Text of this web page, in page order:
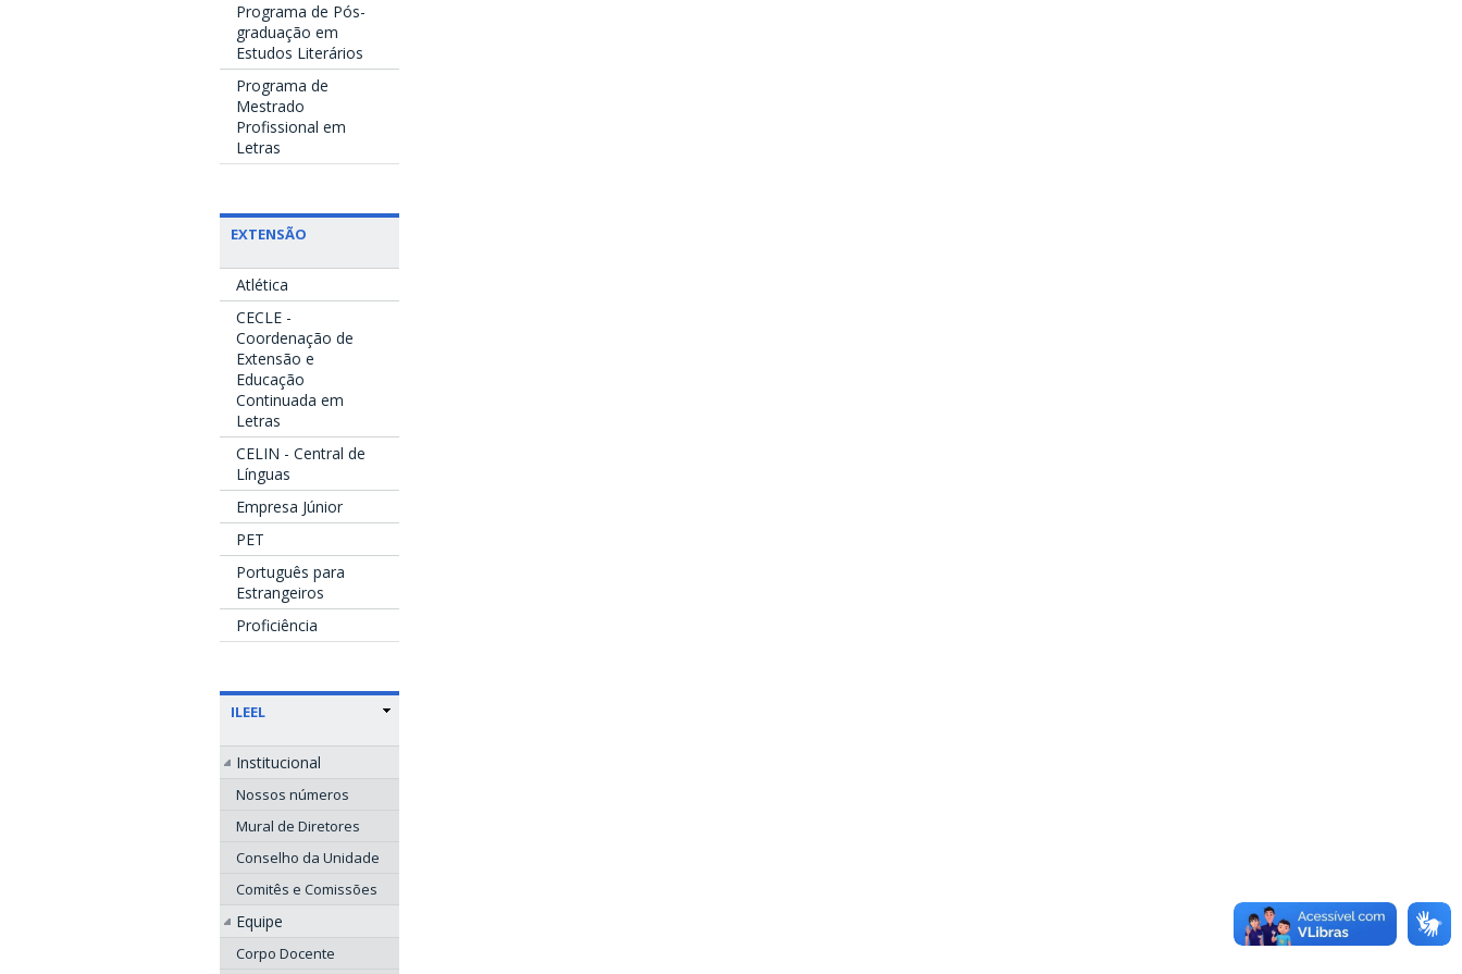
Programa de Pós-
graduação em
Estudos Literários
Programa de
Mestrado
Profissional em
Letras
EXTENSÃO
Atlética
CECLE -
Coordenação de
Extensão e
Educação
Continuada em
Letras
CELIN - Central de
Línguas
Empresa Júnior
PET
Português para
Estrangeiros
Proficiência
ILEEL
Institucional
Nossos números
Mural de Diretores
Conselho da Unidade
Comitês e Comissões
Equipe
Corpo Docente